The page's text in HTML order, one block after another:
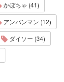
かぼちゃ (41)
アンパンマン (12)
ダイソー (34)